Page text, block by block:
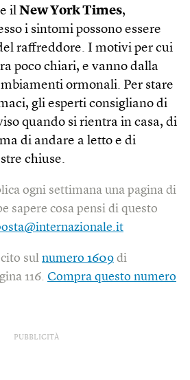
il New York Times,
i sintomi possono essere
raffreddore. I motivi per cui
poco chiari, e vanno dalla
ormonali. Per stare
gli esperti consigliano di
quando si rientra in casa, di
di andare a letto e di
chiuse.
ogni settimana una pagina di
sapere cosa pensi di questo
sul numero 1609 di
116. Compra questo numero
PUBBLICITÀ